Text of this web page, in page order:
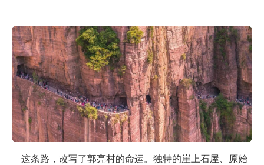
这条路，改写了郭亮村的命运。独特的崖上石屋、原始